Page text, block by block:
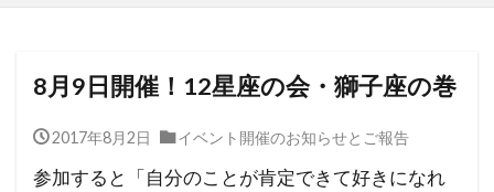
8月9日開催！12星座の会・獅子座の巻
2017年8月2日 イベント開催のお知らせとご報告
参加すると「自分のことが肯定できて好きになれ